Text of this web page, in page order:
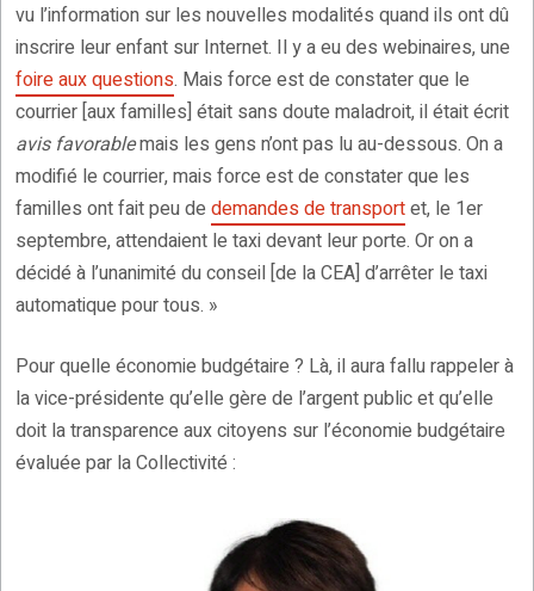
vu l’information sur les nouvelles modalités quand ils ont dû
inscrire leur enfant sur Internet. Il y a eu des webinaires, une
foire aux questions. Mais force est de constater que le
courrier [aux familles] était sans doute maladroit, il était écrit
avis favorablemais les gens n’ont pas lu au-dessous. On a
modifié le courrier, mais force est de constater que les
familles ont fait peu de demandes de transportet, le 1er
septembre, attendaient le taxi devant leur porte. Or on a
décidé à l’unanimité du conseil [de la CEA] d’arrêter le taxi
automatique pour tous. »
Pour quelle économie budgétaire ? Là, il aura fallu rappeler à
la vice-présidente qu’elle gère de l’argent public et qu’elle
doit la transparence aux citoyens sur l’économie budgétaire
évaluée par la Collectivité :